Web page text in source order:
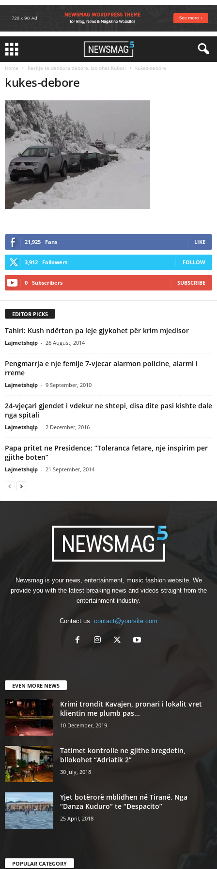
Home Reshje te dendura debore, izolohet Kukesi kukes-debore
kukes-debore
21,925 Fans LIKE
3,912 Followers FOLLOW
0 Subscribers SUBSCRIBE
EDITOR PICKS
Tahiri: Kush ndërton pa leje gjykohet për krim mjedisor
Lajmetshqip - 26 August, 2014
Pengmarrja e nje femije 7-vjecar alarmon policine, alarmi i
rreme
Lajmetshqip - 9 September, 2010
24-vjeçari gjendet i vdekur ne shtepi, disa dite pasi kishte dale
nga spitali
Lajmetshqip - 2 December, 2016
Papa pritet ne Presidence: “Toleranca fetare, nje inspirim per
gjithe boten”
Lajmetshqip - 21 September, 2014
Newsmag is your news, entertainment, music fashion website. We
provide you with the latest breaking news and videos straight from the
entertainment industry.
Contact us: contact@yoursite.com
EVEN MORE NEWS
Krimi trondit Kavajen, pronari i lokalit vret
klientin me plumb pas...
10 December, 2019
Tatimet kontrolle ne gjithe bregdetin,
bllokohet “Adriatik 2”
30 July, 2018
Yjet botërorë mblidhen në Tiranë. Nga
“Danza Kuduro” te “Despacito”
25 April, 2018
POPULAR CATEGORY